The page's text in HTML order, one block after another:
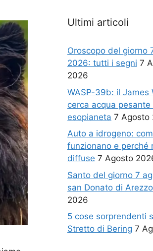
Ultimi articoli
Oroscopo del giorno
2026: tutti i segni 7
2026
WASP-39b: il James
cerca acqua pesante
esopianeta 7 Agosto
Auto a idrogeno:
funzionano e perché
diffuse 7 Agosto
Santo del giorno 7
san Donato di Arezzo
2026
5 cose sorprendenti
Stretto di Bering 7